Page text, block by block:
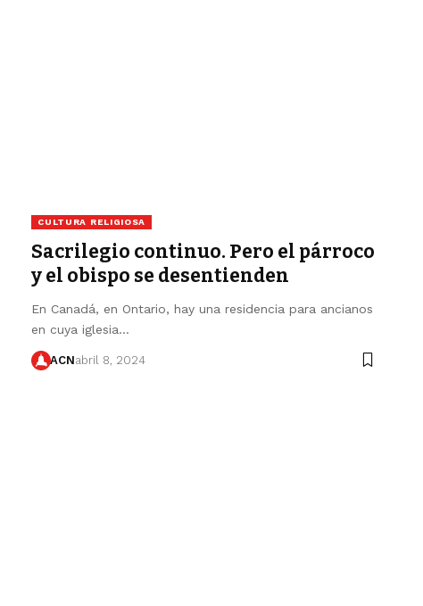
CULTURA RELIGIOSA
Sacrilegio continuo. Pero el párroco
y el obispo se desentienden
En Canadá, en Ontario, hay una residencia para ancianos
en cuya iglesia…
ACNabril 8, 2024